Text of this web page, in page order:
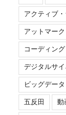
アクティブ
アットマー
コーディング
デジタルサ
ビッグデータ
五反田 動